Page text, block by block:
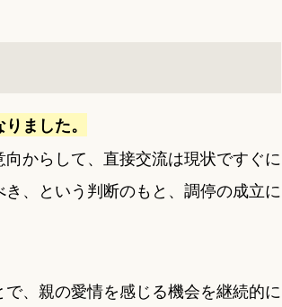
ました。
からして、直接交流は現状ですぐに
、という判断のもと、調停の成立に
、親の愛情を感じる機会を継続的に